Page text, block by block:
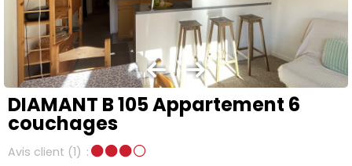
DIAMANT B 105 Appartement 6
couchages
Avis client (1)